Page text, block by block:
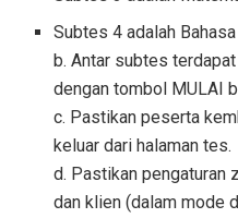
Subtes 4 adalah
b. Antar subtes
dengan tombol MULAI
c. Pastikan peserta
keluar dari halaman tes.
d. Pastikan pengaturan
dan klien (dalam mode